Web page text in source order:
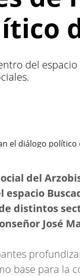
del
del
distintos
José
base para la